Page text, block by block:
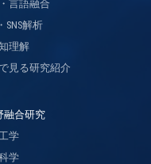
言語融合
SNS解析
理解
見る研究紹介
融合研究
学
学